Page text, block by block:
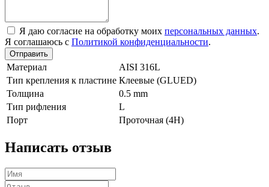
Я даю согласие на обработку моих персональных данных.
Я соглашаюсь с Политикой конфиденциальности.
Отправить
Материал
AISI 316L
Тип крепления к пластине Клеевые (GLUED)
Толщина
0.5 mm
Тип рифления
L
Порт
Проточная (4Н)
Написать отзыв